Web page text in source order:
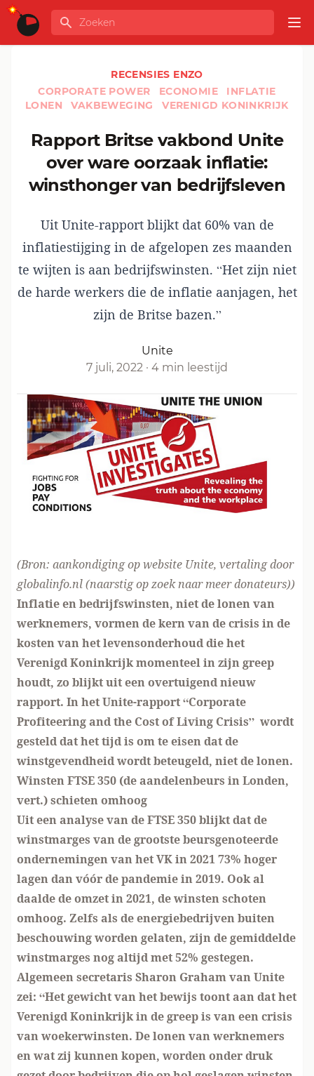
Ga naar de inhoud
GLOBALINFO
Zoeken
RECENSIES ENZO
CORPORATE POWER
ECONOMIE
INFLATIE
LONEN
VAKBEWEGING VERENIGD KONINKRIJK
Rapport Britse vakbond Unite
over ware oorzaak inflatie:
winsthonger van bedrijfsleven
Uit Unite-rapport blijkt dat 60% van de
inflatiestijging in de afgelopen zes maanden
te wijten is aan bedrijfswinsten. “Het zijn niet
de harde werkers die de inflatie aanjagen, het
zijn de Britse bazen.”
Unite
7 juli, 2022 · 4 min leestijd
(Bron: aankondiging op website Unite, vertaling door
globalinfo.nl (naarstig op zoek naarmeer donateurs))
Inflatie en bedrijfswinsten, niet de lonen van
werknemers, vormen de kern van de crisis in de
kosten van het levensonderhoud die het
Verenigd Koninkrijk momenteel in zijn greep
houdt, zo blijkt uit een overtuigend nieuw
rapport. In het Unite-rapport “Corporate
Profiteering and the Cost of Living Crisis” wordt
gesteld dat het tijd is om te eisen dat de
winstgevendheid wordt beteugeld, niet de lonen.
Winsten FTSE 350 (de aandelenbeurs in Londen,
vert.) schieten omhoog
Uit een analyse van de FTSE 350 blijkt dat de
winstmarges van de grootste beursgenoteerde
ondernemingen van het VK in 2021 73% hoger
lagen dan vóór de pandemie in 2019. Ook al
daalde de omzet in 2021, de winsten schoten
omhoog. Zelfs als de energiebedrijven buiten
beschouwing worden gelaten, zijn de gemiddelde
winstmarges nog altijd met 52% gestegen.
Algemeen secretaris Sharon Graham van Unite
zei: “Het gewicht van het bewijs toont aan dat het
Verenigd Koninkrijk in de greep is van een crisis
van woekerwinsten. De lonen van werknemers
en wat zij kunnen kopen, worden onder druk